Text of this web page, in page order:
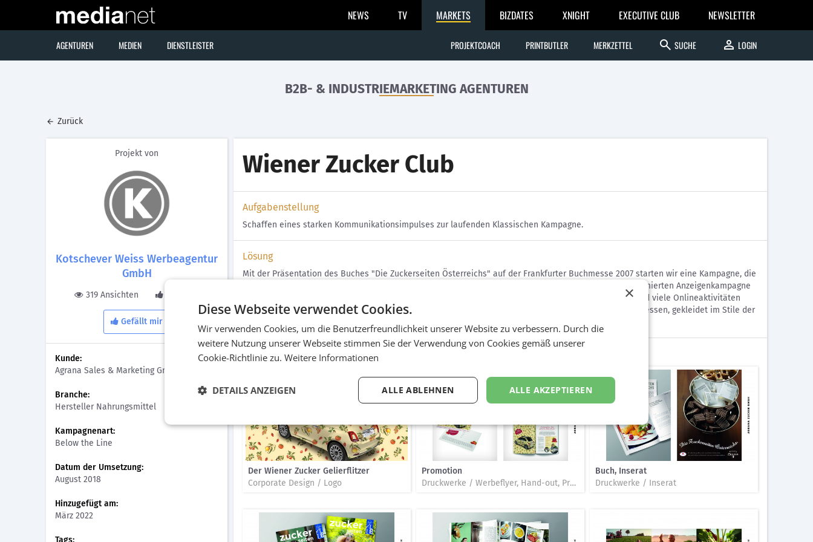
NEWS TV MARKETS BIZDATES XNIGHT EXECUTIVE CLUB NEWSLETTER
AGENTUREN MEDIEN DIENSTLEISTER PROJEKTCOACH PRINTBUTLER MERKZETTEL search SUCHE person LOGIN
B2B- & INDUSTRIEMARKETING AGENTUREN
Zurück
Projekt von
Kotschever Weiss Werbeagentur
GmbH
319 Ansichten
Gefällt mir
Kunde:
Agrana Sales & Marketing GmbH
Branche:
Hersteller Nahrungsmittel
Kampagnenart:
Below the Line
Datum der Umsetzung:
August 2018
Hinzugefügt am:
März 2022
Tags:
Wiener Zucker Club
Aufgabenstellung
Schaffen eines starken Kommunikationsimpulses zur laufenden Klassischen Kampagne.
Lösung
Mit der Präsentation des Buches "Die Zuckerseiten Österreichs" auf der Frankfurter Buchmesse 2007 starten wir eine Kampagne, die
vor allem die Naschkatzen in Österreich ansprechen sollte. Nach dem erfolgreichen Buch und einer prämierten Anzeigenkampagne
wurde der Wiener Zucker Club ins Leben gerufen. Ein Magazin, die Website, Rezepfhefte, Rezept-Clips und viele Onlineaktivitäten
fesselten die Intensiv-User von Wiener Zucker. Ein spezielle Früchtepromotion mit Clubcar und Clubhostessen, gekleidet im Stile der
Bilder
Der Wiener Zucker Gelierflitzer
Corporate Design / Logo
Promotion
Druckwerke / Werbeflyer, Hand-out, Produktblatt, Flugblatt
Buch, Inserat
Druckwerke / Inserat
×
Diese Webseite verwendet Cookies.
Wir verwenden Cookies, um die Benutzerfreundlichkeit unserer Website zu verbessern. Durch die
weitere Nutzung unserer Webseite stimmen Sie der Verwendung von Cookies gemäß unserer
Cookie-Richtlinie zu. Weitere Informationen
ALLE AKZEPTIEREN
ALLE ABLEHNEN
DETAILS ANZEIGEN